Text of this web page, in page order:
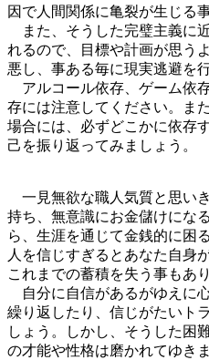
因で人間関係に亀裂が生じる
また、そうした完璧主義に
れるので、目標や計画が思う
悪し、事ある毎に現実逃避を
アルコール依存、ゲーム依
存には注意してください。ま
場合には、必ずどこかに依存
己を振り返ってみましょう。
一見無欲な職人気質と思い
持ち、無意識にお金儲けにな
ら、生涯を通じて金銭的に困
人を信じすぎるとあなた自身
これまでの蓄積を失う事もあり
自分に自信があるがゆえに
繰り返したり、信じがたいト
しょう。しかし、そうした困
の才能や性格は磨かれてゆきま